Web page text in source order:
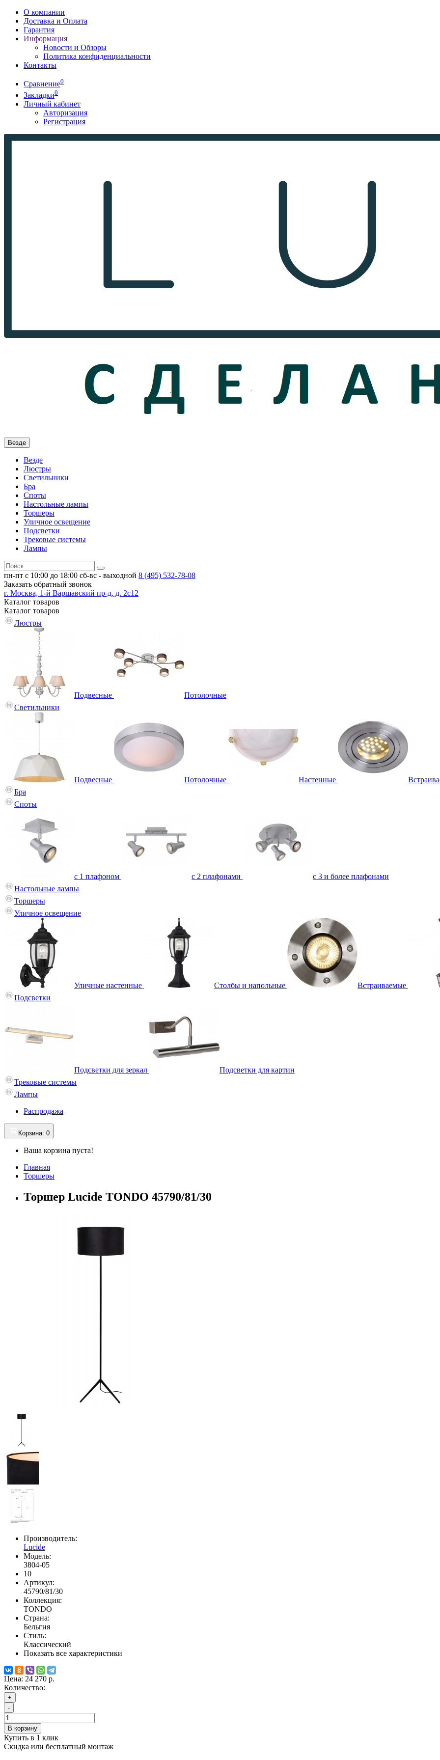
О компании
Доставка и Оплата
Гарантия
Информация
Новости и Обзоры
Политика конфиденциальности
Контакты
Сравнение0
Закладки0
Личный кабинет
Авторизация
Регистрация
Везде
Везде
Люстры
Светильники
Бра
Споты
Настольные лампы
Торшеры
Уличное освещение
Подсветки
Трековые системы
Лампы
пн-пт с 10:00 до 18:00 сб-вс - выходной 8 (495) 532-78-08
Заказать обратный звонок
г. Москва, 1-й Варшавский пр-д, д. 2с12
Каталог товаров
Каталог товаров
Люстры
Подвесные
Потолочные
Светильники
Подвесные Потолочные Настенные
Бра
Споты
с 1 плафоном с 2 плафонами
с 3 и более плафонами
Настольные лампы
Торшеры
Уличное освещение
Уличные настенные Столбы и напольные Встраиваемые
Подсветки
Подсветки для зеркал
Подсветки для картин
Трековые системы
Лампы
Распродажа
Корзина: 0
Ваша корзина пуста!
Главная
Торшеры
Торшер Lucide TONDO 45790/81/30
Производитель:
Lucide
Модель:
3804-05
10
Артикул:
45790/81/30
Коллекция:
TONDO
Страна:
Бельгия
Стиль:
Классический
Показать все характеристики
Цена: 24 270 р.
Количество:
+
-
В корзину
Купить в 1 клик
Скидка или бесплатный монтаж